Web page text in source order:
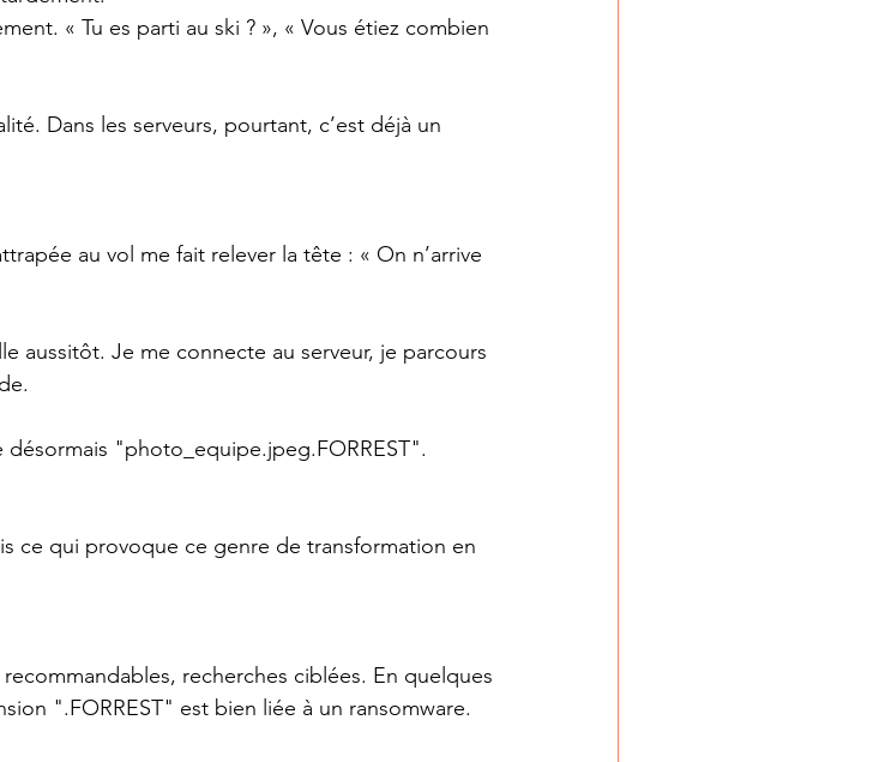
« Tu es parti au ski ? », « Vous étiez combien
Dans les serveurs, pourtant, c’est déjà un
au vol me fait relever la tête : « On n’arrive
aussitôt. Je me connecte au serveur, je parcours
"photo_equipe.jpeg.FORREST".
ce qui provoque ce genre de transformation en
recherches ciblées. En quelques
".FORREST" est bien liée à un ransomware.